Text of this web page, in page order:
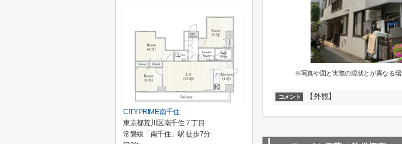
※写真や図と実際の現状とが異なる
コメント 【外観】
CITYPRIME南千住
東京都荒川区南千住７丁目
常磐線「南千住」駅 徒歩7分